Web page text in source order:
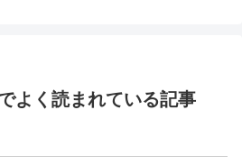
よく読まれている記事